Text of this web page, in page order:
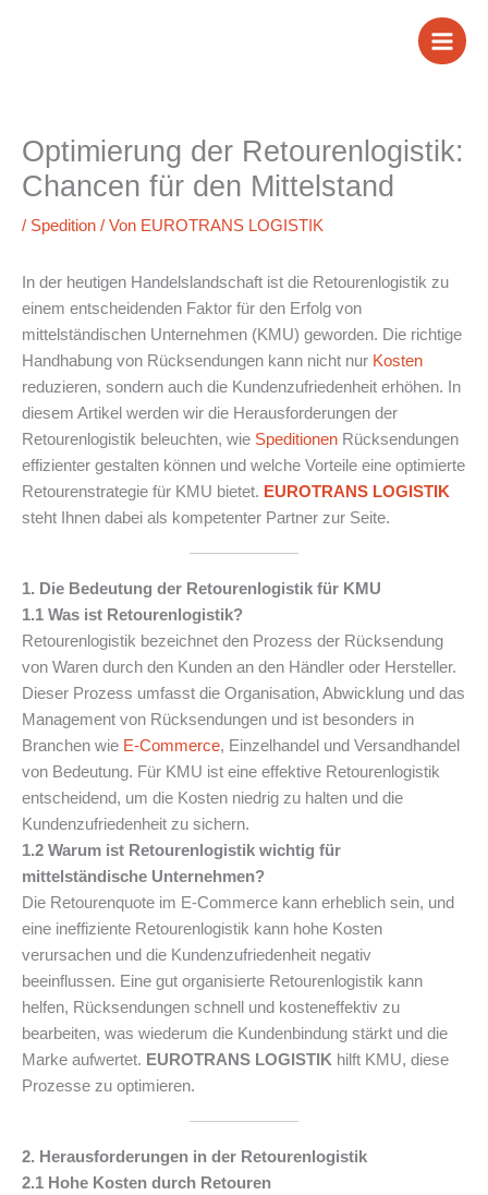
Optimierung der Retourenlogistik:
Chancen für den Mittelstand
/ Spedition / Von EUROTRANS LOGISTIK
In der heutigen Handelslandschaft ist die Retourenlogistik zu
einem entscheidenden Faktor für den Erfolg von
mittelständischen Unternehmen (KMU) geworden. Die richtige
Handhabung von Rücksendungen kann nicht nur Kosten
reduzieren, sondern auch die Kundenzufriedenheit erhöhen. In
diesem Artikel werden wir die Herausforderungen der
Retourenlogistik beleuchten, wie Speditionen Rücksendungen
effizienter gestalten können und welche Vorteile eine optimierte
Retourenstrategie für KMU bietet. EUROTRANS LOGISTIK
steht Ihnen dabei als kompetenter Partner zur Seite.
1. Die Bedeutung der Retourenlogistik für KMU
1.1 Was ist Retourenlogistik?
Retourenlogistik bezeichnet den Prozess der Rücksendung
von Waren durch den Kunden an den Händler oder Hersteller.
Dieser Prozess umfasst die Organisation, Abwicklung und das
Management von Rücksendungen und ist besonders in
Branchen wie E-Commerce, Einzelhandel und Versandhandel
von Bedeutung. Für KMU ist eine effektive Retourenlogistik
entscheidend, um die Kosten niedrig zu halten und die
Kundenzufriedenheit zu sichern.
1.2 Warum ist Retourenlogistik wichtig für
mittelständische Unternehmen?
Die Retourenquote im E-Commerce kann erheblich sein, und
eine ineffiziente Retourenlogistik kann hohe Kosten
verursachen und die Kundenzufriedenheit negativ
beeinflussen. Eine gut organisierte Retourenlogistik kann
helfen, Rücksendungen schnell und kosteneffektiv zu
bearbeiten, was wiederum die Kundenbindung stärkt und die
Marke aufwertet. EUROTRANS LOGISTIK hilft KMU, diese
Prozesse zu optimieren.
2. Herausforderungen in der Retourenlogistik
2.1 Hohe Kosten durch Retouren